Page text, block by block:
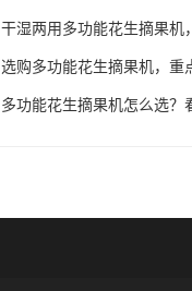
干湿两用多功能花生摘果机
选购多功能花生摘果机，重
多功能花生摘果机怎么选？